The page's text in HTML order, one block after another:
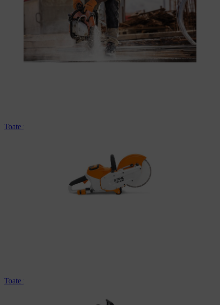
Toate motodebitatoarele cu acumulator
Toate motodebitatoarele cu lanț